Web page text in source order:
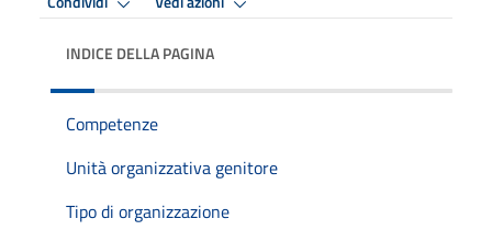
INDICE DELLA PAGINA
Competenze
Unità organizzativa genitore
Tipo di organizzazione